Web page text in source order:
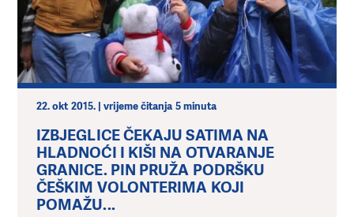
22. okt 2015. | vrijeme čitanja 5 minuta
IZBJEGLICE ČEKAJU SATIMA NA
HLADNOĆI I KIŠI NA OTVARANJE
GRANICE. PIN PRUŽA PODRŠKU
ČEŠKIM VOLONTERIMA KOJI
POMAŽU...